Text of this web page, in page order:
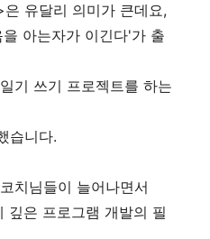
유달리 의미가 큰데요,
아는자가 이긴다'가 출
기 쓰기 프로젝트를 하는
습니다.
치님들이 늘어나면서
깊은 프로그램 개발의 필